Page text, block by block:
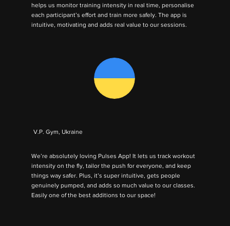
helps us monitor training intensity in real time, personalise
each participant’s effort and train more safely. The app is
intuitive, motivating and adds real value to our sessions.
V.P. Gym, Ukraine
We’re absolutely loving Pulses App! It lets us track workout
intensity on the fly, tailor the push for everyone, and keep
things way safer. Plus, it’s super intuitive, gets people
genuinely pumped, and adds so much value to our classes.
Easily one of the best additions to our space!